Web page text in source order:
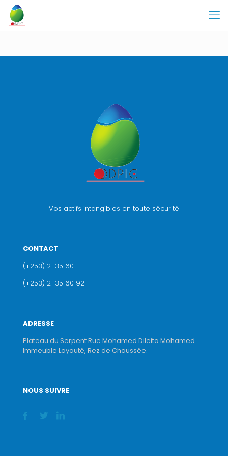
Vos actifs intangibles en toute sécurité
CONTACT
(+253) 21 35 60 11
(+253) 21 35 60 92
ADRESSE
Plateau du Serpent Rue Mohamed Dileita Mohamed
Immeuble Loyauté, Rez de Chaussée.
NOUS SUIVRE